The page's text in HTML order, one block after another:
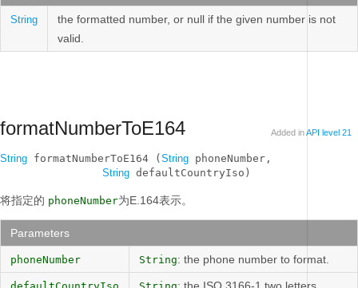
String
the formatted number, or null if the given number is not
valid.
formatNumberToE164 Added inAPI level 21
String formatNumberToE164 ( String phoneNumber,
String defaultCountryIso)
将指定的 phoneNumber为E.164表示。
Parameters
phoneNumber String: the phone number to format.